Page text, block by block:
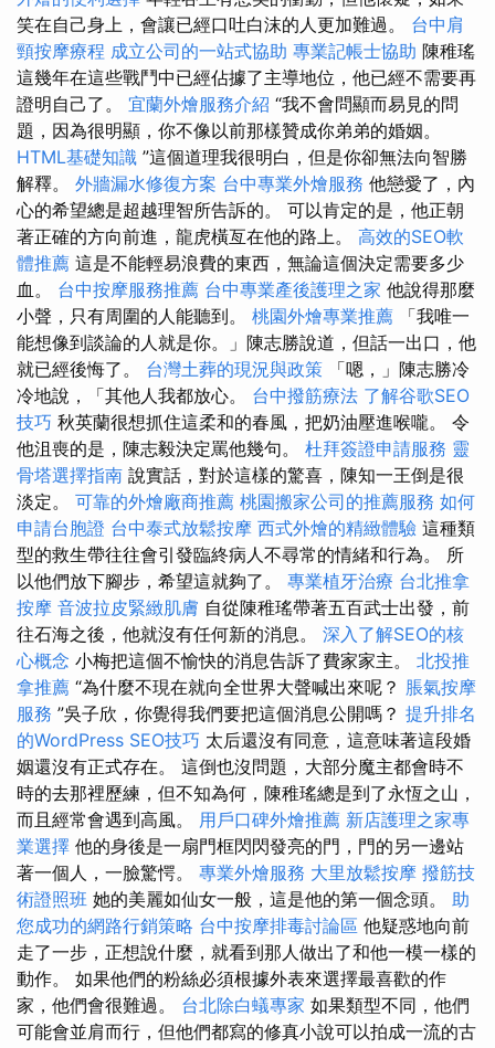
笑在自己身上，會讓已經口吐白沫的人更加難過。 台中肩
頸按摩療程 成立公司的一站式協助 專業記帳士協助 陳稚瑤
這幾年在這些戰鬥中已經佔據了主導地位，他已經不需要再
證明自己了。 宜蘭外燴服務介紹 “我不會問顯而易見的問
題，因為很明顯，你不像以前那樣贊成你弟弟的婚姻。
HTML基礎知識 ”這個道理我很明白，但是你卻無法向智勝
解釋。 外牆漏水修復方案 台中專業外燴服務 他戀愛了，內
心的希望總是超越理智所告訴的。 可以肯定的是，他正朝
著正確的方向前進，龍虎橫亙在他的路上。 高效的SEO軟
體推薦 這是不能輕易浪費的東西，無論這個決定需要多少
血。 台中按摩服務推薦 台中專業產後護理之家 他說得那麼
小聲，只有周圍的人能聽到。 桃園外燴專業推薦 「我唯一
能想像到談論的人就是你。」陳志勝說道，但話一出口，他
就已經後悔了。 台灣土葬的現況與政策 「嗯，」陳志勝冷
冷地說，「其他人我都放心。 台中撥筋療法 了解谷歌SEO
技巧 秋英蘭很想抓住這柔和的春風，把奶油壓進喉嚨。 令
他沮喪的是，陳志毅決定罵他幾句。 杜拜簽證申請服務 靈
骨塔選擇指南 說實話，對於這樣的驚喜，陳知一王倒是很
淡定。 可靠的外燴廠商推薦 桃園搬家公司的推薦服務 如何
申請台胞證 台中泰式放鬆按摩 西式外燴的精緻體驗 這種類
型的救生帶往往會引發臨終病人不尋常的情緒和行為。 所
以他們放下腳步，希望這就夠了。 專業植牙治療 台北推拿
按摩 音波拉皮緊緻肌膚 自從陳稚瑤帶著五百武士出發，前
往石海之後，他就沒有任何新的消息。 深入了解SEO的核
心概念 小梅把這個不愉快的消息告訴了費家家主。 北投推
拿推薦 “為什麼不現在就向全世界大聲喊出來呢？ 脹氣按摩
服務 ”吳子欣，你覺得我們要把這個消息公開嗎？ 提升排名
的WordPress SEO技巧 太后還沒有同意，這意味著這段婚
姻還沒有正式存在。 這倒也沒問題，大部分魔主都會時不
時的去那裡歷練，但不知為何，陳稚瑤總是到了永恆之山，
而且經常會遇到高風。 用戶口碑外燴推薦 新店護理之家專
業選擇 他的身後是一扇門框閃閃發亮的門，門的另一邊站
著一個人，一臉驚愕。 專業外燴服務 大里放鬆按摩 撥筋技
術證照班 她的美麗如仙女一般，這是他的第一個念頭。 助
您成功的網路行銷策略 台中按摩排毒討論區 他疑惑地向前
走了一步，正想說什麼，就看到那人做出了和他一模一樣的
動作。 如果他們的粉絲必須根據外表來選擇最喜歡的作
家，他們會很難過。 台北除白蟻專家 如果類型不同，他們
可能會並肩而行，但他們都寫的修真小說可以拍成一流的古